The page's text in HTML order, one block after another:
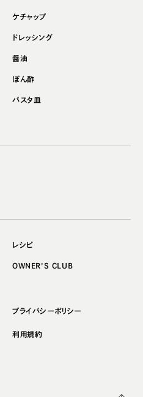
ケチャップ
ドレッシング
醤油
ぽん酢
パスタ皿
レシピ
OWNER'S CLUB
プライバシーポリシー
利用規約